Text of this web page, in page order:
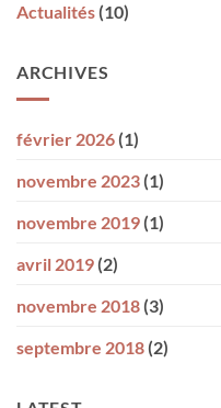
Actualités (10)
ARCHIVES
février 2026 (1)
novembre 2023 (1)
novembre 2019 (1)
avril 2019 (2)
novembre 2018 (3)
septembre 2018 (2)